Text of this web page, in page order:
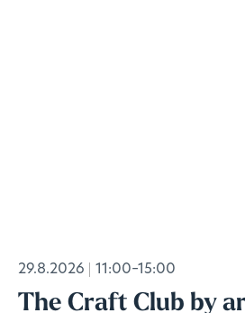
29.8.2026 11:00–15:00
The Craft Club by